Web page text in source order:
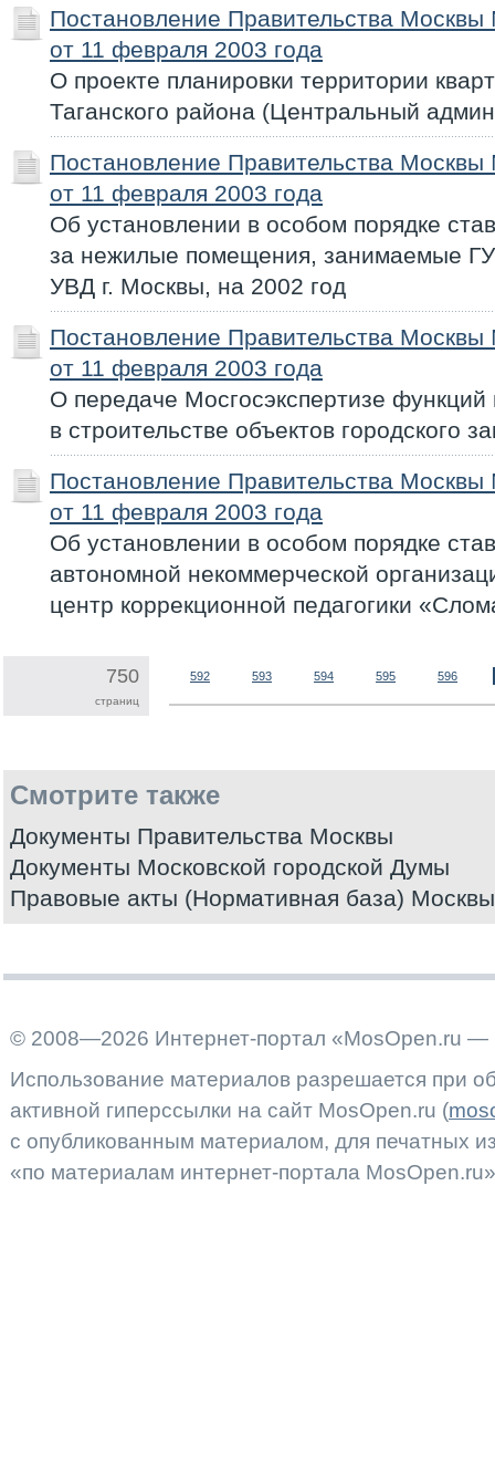
Постановление Правительства
от 11 февраля 2003 года
О проекте планировки территории
Таганского района (Центральный
Постановление Правительства
от 11 февраля 2003 года
Об установлении в особом порядке
за нежилые помещения, занимаемые
УВД г. Москвы, на 2002 год
Постановление Правительства
от 11 февраля 2003 года
О передаче Мосгосэкспертизе функций
в строительстве объектов городского
Постановление Правительства
от 11 февраля 2003 года
Об установлении в особом порядке
автономной некоммерческой
центр коррекционной педагогики
750
страниц
592 593 594 595 596
Смотрите также
Документы Правительства Москвы
Документы Московской городской Думы
Правовые акты (Нормативная база) Москвы
© 2008—2026 Интернет-портал «MosOpen.ru —
Использование материалов разрешается при
активной гиперссылки на сайт MosOpen.ru (
с опубликованным материалом, для печатных
«по материалам интернет-портала